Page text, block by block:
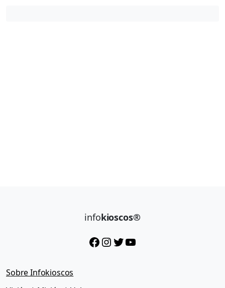
infokioscos®
Facebook InstagramTwitter YouTube
Sobre Infokioscos